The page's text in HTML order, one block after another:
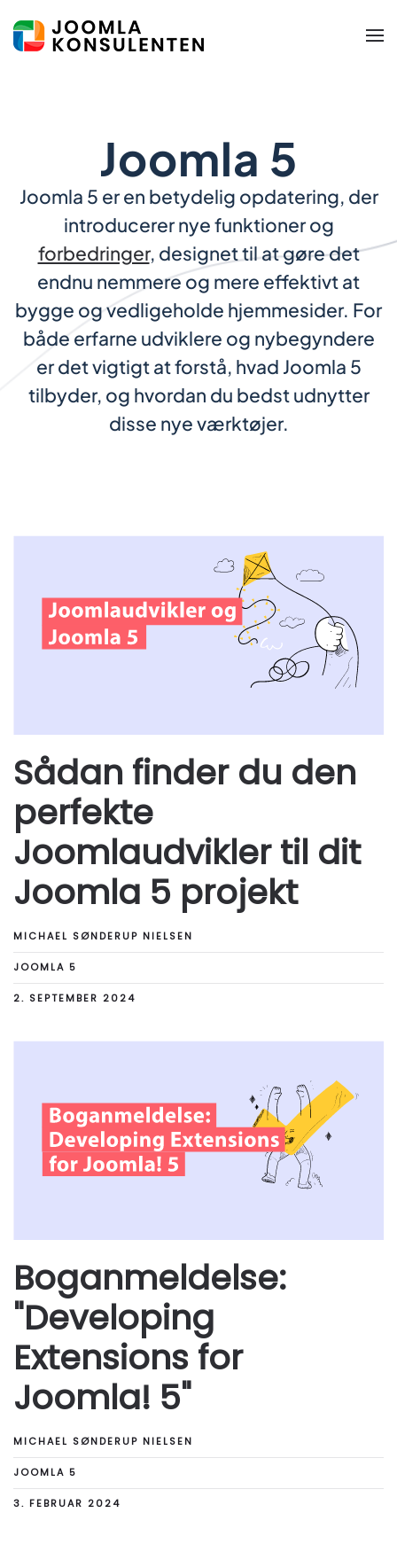
Skip to main content
Joomla 5
Joomla 5 er en betydelig opdatering, der
introducerer nye funktioner og
forbedringer, designet til at gøre det
endnu nemmere og mere effektivt at
bygge og vedligeholde hjemmesider. For
både erfarne udviklere og nybegyndere
er det vigtigt at forstå, hvad Joomla 5
tilbyder, og hvordan du bedst udnytter
disse nye værktøjer.
Sådan finder du den
perfekte
Joomlaudvikler til dit
Joomla 5 projekt
MICHAEL SØNDERUP NIELSEN
JOOMLA 5
2. SEPTEMBER 2024
Boganmeldelse:
"Developing
Extensions for
Joomla! 5"
MICHAEL SØNDERUP NIELSEN
JOOMLA 5
3. FEBRUAR 2024